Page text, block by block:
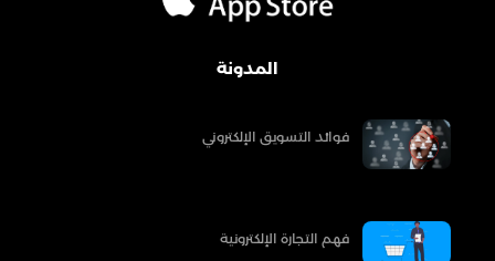
المدونة
فوائد التسويق الإلكتروني
فهم التجارة الإلكترونية